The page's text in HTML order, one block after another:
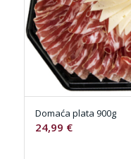
Domaća plata 900g
24,99 €